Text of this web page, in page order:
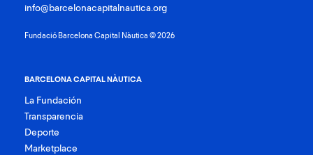
info@barcelonacapitalnautica.org
Fundació Barcelona Capital Nàutica © 2026
BARCELONA CAPITAL NÀUTICA
La Fundación
Transparencia
Deporte
Marketplace